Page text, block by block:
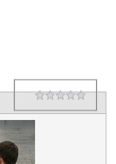
Rating